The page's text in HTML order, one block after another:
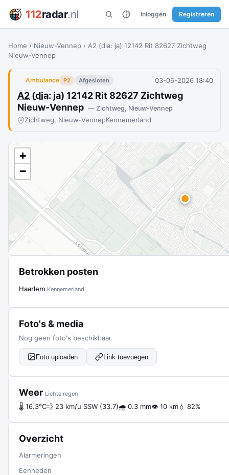
112radar.nl Inloggen Registreren
Home › Nieuw-Vennep › A2 (dia: ja) 12142 Rit 82627 Zichtweg
Nieuw-Vennep
Ambulance P2 Afgesloten 03-06-2026 18:40
A2 (dia: ja) 12142 Rit 82627 Zichtweg
Nieuw-Vennep — Zichtweg, Nieuw-Vennep
Zichtweg, Nieuw-VennepKennemerland
+
−
Betrokken posten
Haarlem Kennemerland
Foto's & media
Nog geen foto's beschikbaar.
Foto uploaden Link toevoegen
Weer Lichte regen
🌡 16.3°C💨 23 km/u SSW (33.7)🌧 0.3 mm👁 10 km💧 82%
Overzicht
Alarmeringen
Eenheden